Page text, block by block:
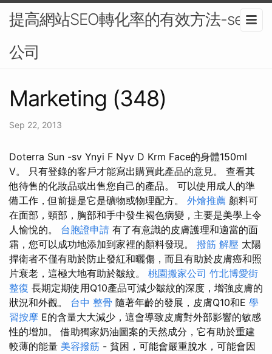
提高網站SEO轉化率的有效方法-seo
公司
Marketing (348)
Sep 22, 2013
Doterra Sun -sv Ynyi F Nyv D Krm Face的身體150ml
V。 只有登錄的客戶才能寫出購買此產品的意見。 查看其
他待售的化妝品或出售您自己的產品。 可以使用成人的準
備工作，但前提是它是礦物或物理配方。 外燴推薦 顏料可
在面部，頸部，胸部和手中發生褐色病變，主要是美學上令
人愉悅的。 台胞證申請 有了有意識的皮膚護理和適當的面
霜，您可以成功地添加到家裡的顏料發現。 撥筋 解壓 太陽
捍衛者不僅有助於防止發紅和曬傷，而且有助於皮膚癌和照
片衰老，這極大地有助於皺紋。 桃園搬家公司 竹北博愛街
整復 長期定期使用Q10產品可減少皺紋的深度，增強皮膚的
狀況和外觀。 台中 整骨 隨著年齡的發展，皮膚Q10和E 學
習按摩 E的含量大大減少，這會導致皮膚對外部影響的敏感
性的增加。 借助獨家奶油圖案的天然成分，它有助於重建
較薄的能量 美容撥筋 - 貧困，可能會嚴重脫水，可能會因